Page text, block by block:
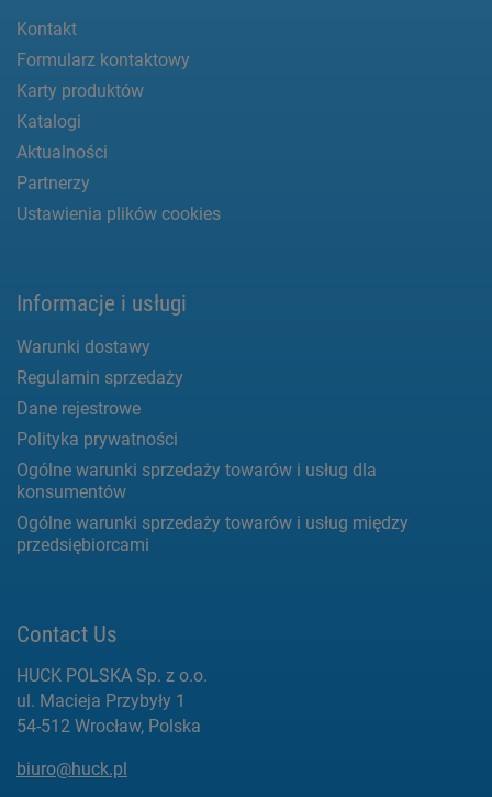
Kontakt
Formularz kontaktowy
Karty produktów
Katalogi
Aktualności
Partnerzy
Ustawienia plików cookies
Informacje i usługi
Warunki dostawy
Regulamin sprzedaży
Dane rejestrowe
Polityka prywatności
Ogólne warunki sprzedaży towarów i usług dla
konsumentów
Ogólne warunki sprzedaży towarów i usług między
przedsiębiorcami
Contact Us
HUCK POLSKA Sp. z o.o.
ul. Macieja Przybyły 1
54-512 Wrocław, Polska
biuro@huck.pl